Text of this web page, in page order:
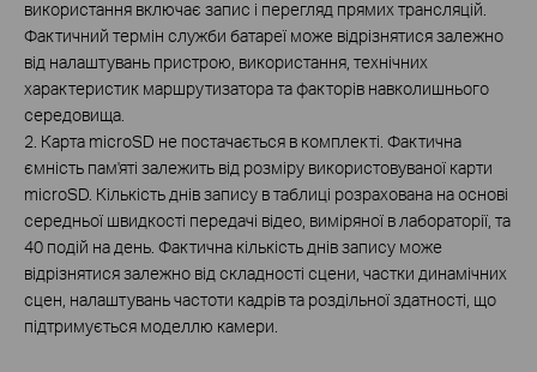
використання включає запис і перегляд прямих трансляцій.
Фактичний термін служби батареї може відрізнятися залежно
від налаштувань пристрою, використання, технічних
характеристик маршрутизатора та факторів навколишнього
середовища.
2. Карта microSD не постачається в комплекті. Фактична
ємність пам'яті залежить від розміру використовуваної карти
microSD. Кількість днів запису в таблиці розрахована на основі
середньої швидкості передачі відео, виміряної в лабораторії, та
40 подій на день. Фактична кількість днів запису може
відрізнятися залежно від складності сцени, частки динамічних
сцен, налаштувань частоти кадрів та роздільної здатності, що
підтримується моделлю камери.